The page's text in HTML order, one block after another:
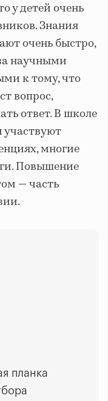
у детей очень
Знания
очень быстро,
научными
к тому, что
вопрос,
ответ. В школе
участвуют
многие
Повышение
— часть
планка